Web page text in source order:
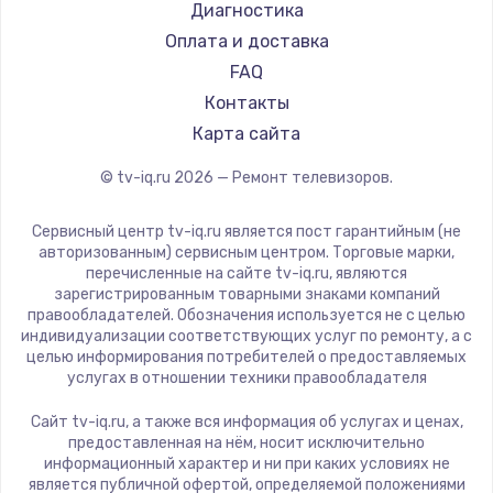
Замена видеокарты
1600 руб.
Заказать
Ремонт разъема питания
880 руб.
Заказать
Замена видеочипа
2745 руб.
Заказать
2600 руб.
Заказать
Hyundai
Doffler
Hiper
Grundig
HITACHI
Yandex
National
iFFALCON
Tuvio
Nord
BenQ
Диагностика
Оплата и доставка
FAQ
Контакты
Карта сайта
© tv-iq.ru 2026 — Ремонт телевизоров.
Сервисный центр tv-iq.ru является пост гарантийным (не
авторизованным) сервисным центром. Торговые марки,
перечисленные на сайте tv-iq.ru, являются
зарегистрированным товарными знаками компаний
правообладателей. Обозначения используется не с целью
индивидуализации соответствующих услуг по ремонту, а с
целью информирования потребителей о предоставляемых
услугах в отношении техники правообладателя
Сайт tv-iq.ru, а также вся информация об услугах и ценах,
предоставленная на нём, носит исключительно
информационный характер и ни при каких условиях не
является публичной офертой, определяемой положениями